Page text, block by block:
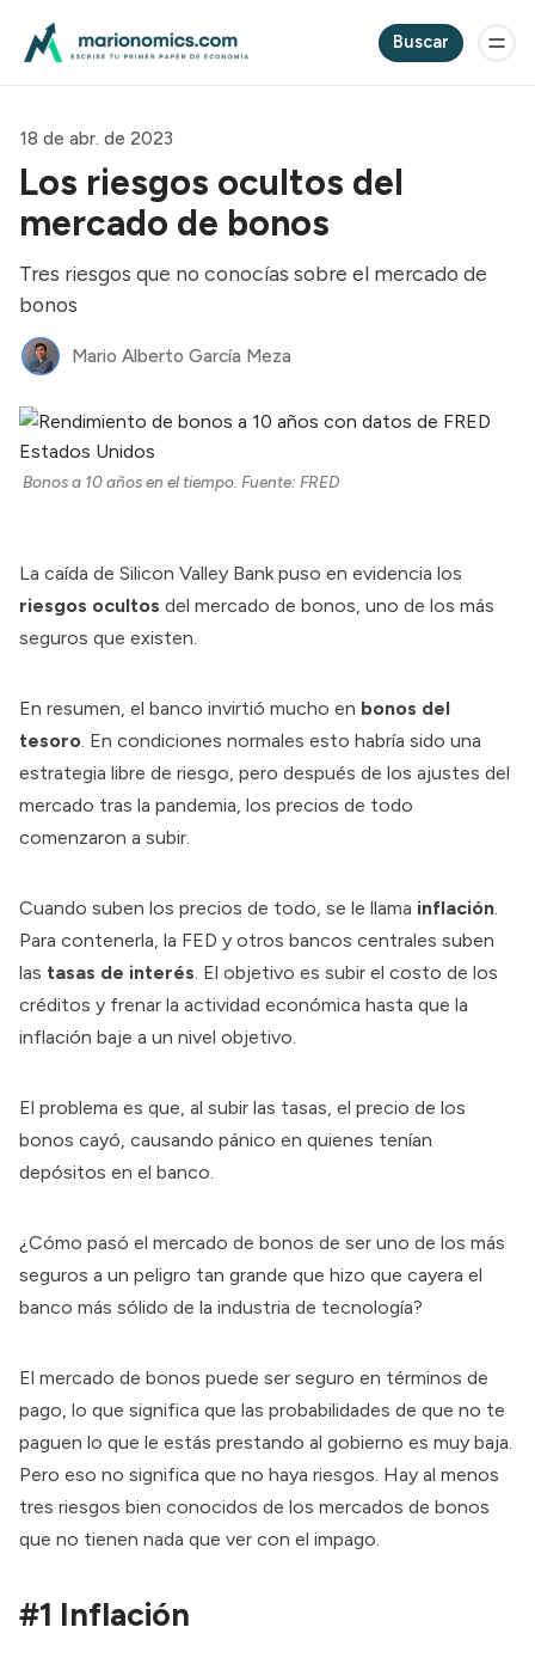
Buscar
18 de abr. de 2023
Los riesgos ocultos del
mercado de bonos
Tres riesgos que no conocías sobre el mercado de
bonos
Mario Alberto García Meza
Bonos a 10 años en el tiempo. Fuente: FRED
La caída de Silicon Valley Bank puso en evidencia los
riesgos ocultos del mercado de bonos, uno de los más
seguros que existen.
En resumen, el banco invirtió mucho en bonos del
tesoro . En condiciones normales esto habría sido una
estrategia libre de riesgo, pero después de los ajustes del
mercado tras la pandemia, los precios de todo
comenzaron a subir.
Cuando suben los precios de todo, se le llama inflación
Para contenerla, la FED y otros bancos centrales suben
las tasas de interés . El objetivo es subir el costo de los
créditos y frenar la actividad económica hasta que la
inflación baje a un nivel objetivo.
El problema es que, al subir las tasas, el precio de los
bonos cayó, causando pánico en quienes tenían
depósitos en el banco.
¿Cómo pasó el mercado de bonos de ser uno de los más
seguros a un peligro tan grande que hizo que cayera el
banco más sólido de la industria de tecnología?
El mercado de bonos puede ser seguro en términos de
pago, lo que significa que las probabilidades de que no te
paguen lo que le estás prestando al gobierno es muy baja.
Pero eso no significa que no haya riesgos. Hay al menos
tres riesgos bien conocidos de los mercados de bonos
que no tienen nada que ver con el impago.
#1 Inflación